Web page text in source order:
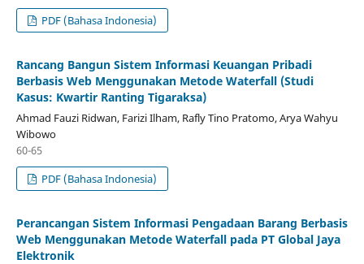
PDF (Bahasa Indonesia)
Rancang Bangun Sistem Informasi Keuangan Pribadi
Berbasis Web Menggunakan Metode Waterfall (Studi
Kasus: Kwartir Ranting Tigaraksa)
Ahmad Fauzi Ridwan, Farizi Ilham, Rafly Tino Pratomo, Arya Wahyu
Wibowo
60-65
PDF (Bahasa Indonesia)
Perancangan Sistem Informasi Pengadaan Barang Berbasis
Web Menggunakan Metode Waterfall pada PT Global Jaya
Elektronik